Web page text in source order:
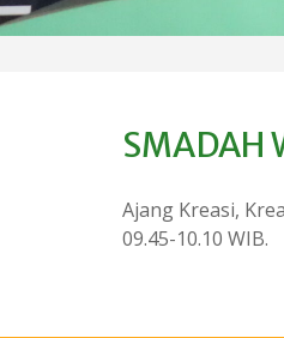
SMADAH
Ajang Kreasi,
09.45-10.10 WIB.